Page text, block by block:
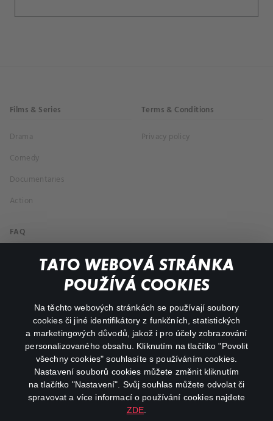
TATO WEBOVÁ STRÁNKA
POUŽÍVÁ COOKIES
Na těchto webových stránkách se používají soubory
cookies či jiné identifikátory z funkčních, statistických
a marketingových důvodů, jakož i pro účely zobrazování
personalizovaného obsahu. Kliknutím na tlačítko "Povolit
všechny cookies" souhlasíte s používáním cookies.
Nastavení souborů cookies můžete změnit kliknutím
na tlačítko "Nastavení". Svůj souhlas můžete odvolat či
spravovat a více informací o používání cookies najdete
ZDE
Films & Series
Drama
Comedy
Documentaries
Action
Terms & Conditions
Privacy policy
FAQ
My profile
facebookinstagram
youtube